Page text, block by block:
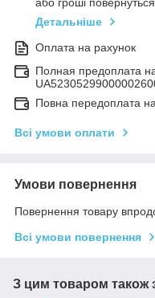
або гроші
Детальніше
Оплата на рахунок
Полная предоплата
Повна передоплата
Всі умови оплати
Умови повернення
Повернення товару
Всі умови повернення
З цим товаром також